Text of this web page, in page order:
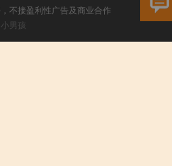
不接盈利性广告及商业合作
小男孩